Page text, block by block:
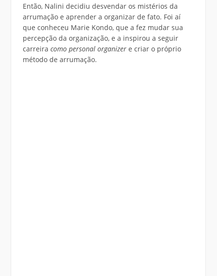
Então, Nalini decidiu desvendar os mistérios da
arrumação e aprender a organizar de fato. Foi aí
que conheceu Marie Kondo, que a fez mudar sua
percepção da organização, e a inspirou a seguir
carreira como personal organizere criar o próprio
método de arrumação.